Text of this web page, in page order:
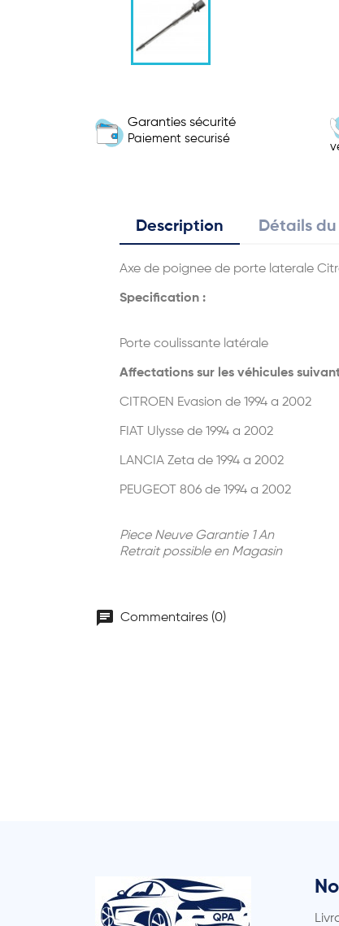
Garanties sécurité
Paiement securisé
Description Détails
Axe de poignee de porte laterale
Specification :
Porte coulissante latérale
Affectations sur les véhicules
CITROEN Evasion de 1994 a 2002
FIAT Ulysse de 1994 a 2002
LANCIA Zeta de 1994 a 2002
PEUGEOT 806 de 1994 a 2002
Piece Neuve Garantie 1 An
Retrait possible en Magasin
chat Commentaires (0)